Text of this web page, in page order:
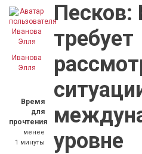
Иванова
Элля
Время
для
прочтения
менее
1 минуты
Песков:
требует
уровне